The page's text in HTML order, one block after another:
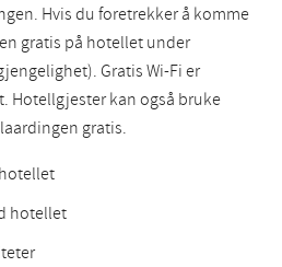
Hvis du foretrekker å komme
gratis på hotellet under
Gratis Wi-Fi er
Hotellgjester kan også bruke
gratis.
hotellet